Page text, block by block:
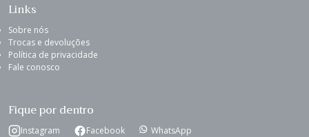
Links
Sobre nós
Trocas e devoluções
Política de privacidade
Fale conosco
Fique por dentro
Instagram Facebook WhatsApp